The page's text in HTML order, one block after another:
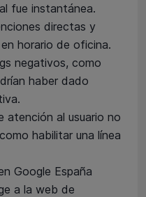
fue instantánea.
directas y
horario de oficina.
negativos, como
haber dado
atención al usuario no
habilitar una línea
Google España
a la web de